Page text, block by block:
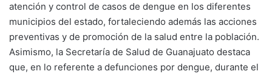
atención y control de casos de dengue en los diferentes
municipios del estado, fortaleciendo además las acciones
preventivas y de promoción de la salud entre la población.
Asimismo, la Secretaría de Salud de Guanajuato destaca
que, en lo referente a defunciones por dengue, durante el